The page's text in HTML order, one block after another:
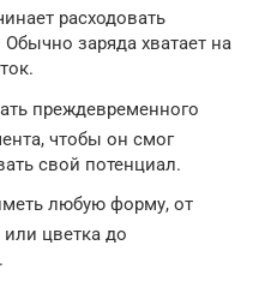
расходовать
заряда хватает на
преждевременного
чтобы он смог
свой потенциал.
любую форму, от
цветка до